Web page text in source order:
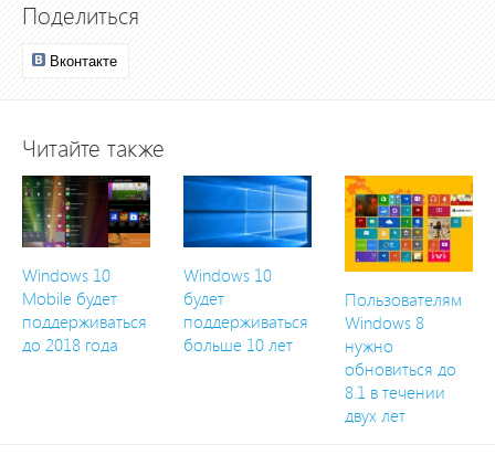
Поделиться
Вконтакте
Читайте также
Windows 10
Mobile будет
поддерживаться
до 2018 года
Windows 10
будет
поддерживаться
больше 10 лет
Пользователям
Windows 8
нужно
обновиться до
8.1 в течении
двух лет